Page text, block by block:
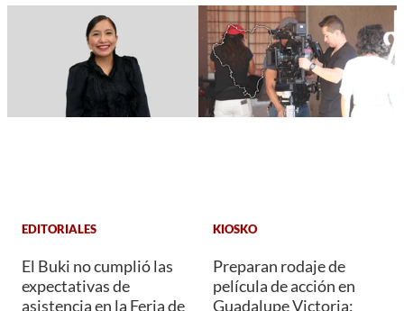
EDITORIALES
El Buki no cumplió las
expectativas de
asistencia en la Feria de
KIOSKO
Preparan rodaje de
película de acción en
Guadalupe Victoria: